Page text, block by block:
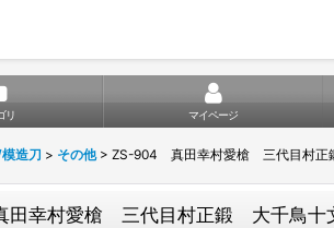
リ マイページ
造刀 > その他 > ZS-904 真田幸村愛槍 三代目村正
幸村愛槍 三代目村正鍛 大千鳥十